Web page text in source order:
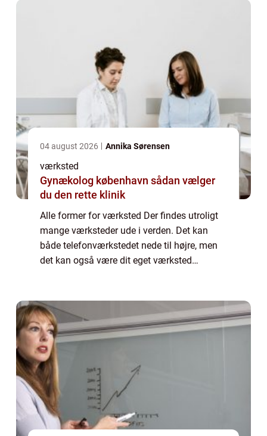
04 august 2026 Annika Sørensen
værksted
Gynækolog københavn sådan vælger
du den rette klinik
Alle former for værksted Der findes utroligt
mange værksteder ude i verden. Det kan
både telefonværkstedet nede til højre, men
det kan også være dit eget værksted
om, a...